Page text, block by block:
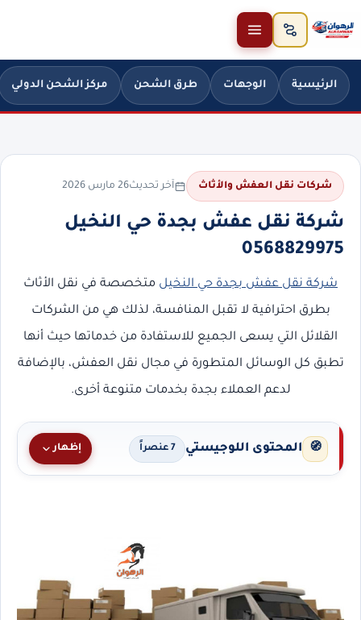
تخطَّ إلى المحتوى
الرئيسية الوجهات طرق الشحن مركز الشحن الدولي
شركات نقل العفش والأثاث آخر تحديث26 مارس 2026
شركة نقل عفش بجدة حي النخيل
0568829975
شركة نقل عفش بجدة حي النخيل متخصصة في نقل الأثاث
بطرق احترافية لا تقبل المنافسة، لذلك هي من الشركات
القلائل التي يسعى الجميع للاستفادة من خدماتها حيث أنها
تطبق كل الوسائل المتطورة في مجال نقل العفش، بالإضافة
لدعم العملاء بجدة بخدمات متنوعة أخرى.
🧭 المحتوى اللوجيستي 7 عنصراً إظهار